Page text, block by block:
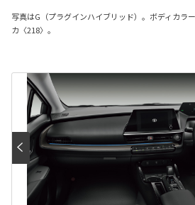
写真はG（プラグインハイブリッド）。ボディカラ
カ〈218〉。